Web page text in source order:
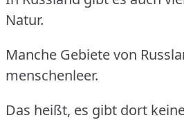
Natur.
Manche Gebiete von
menschenleer.
Das heißt, es gibt dort